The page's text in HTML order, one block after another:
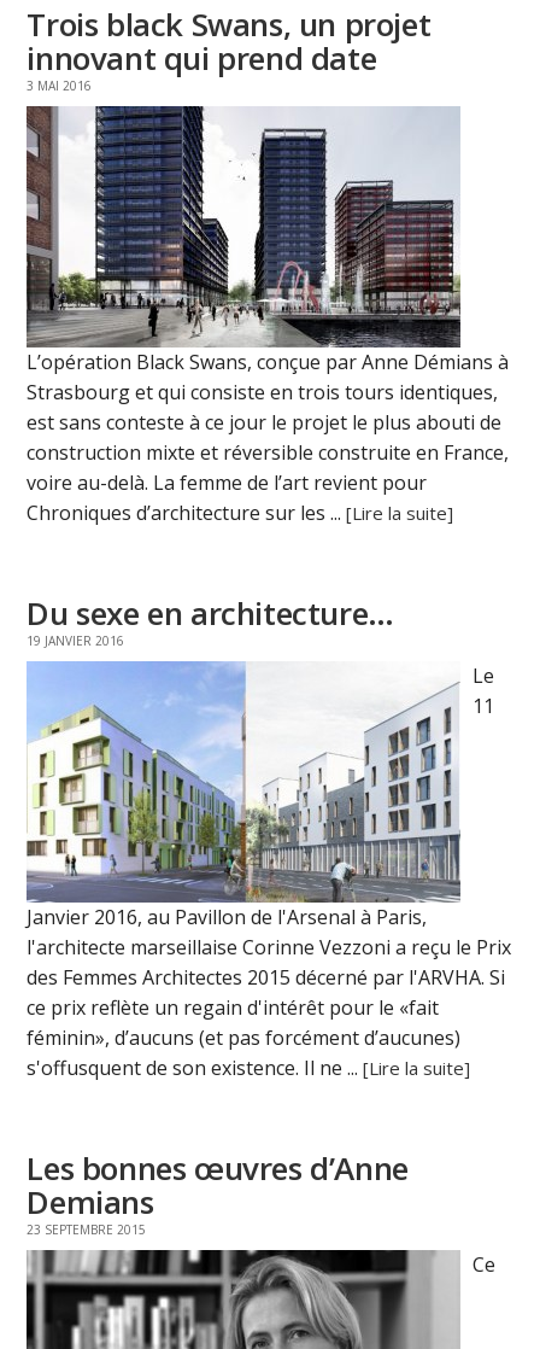
Trois black Swans, un projet
innovant qui prend date
3 MAI 2016
L’opération Black Swans, conçue par Anne Démians à
Strasbourg et qui consiste en trois tours identiques,
est sans conteste à ce jour le projet le plus abouti de
construction mixte et réversible construite en France,
voire au-delà. La femme de l’art revient pour
Chroniques d’architecture sur les ...[Lire la suite]
Du sexe en architecture…
19 JANVIER 2016
Le
11
Janvier 2016, au Pavillon de l'Arsenal à Paris,
l'architecte marseillaise Corinne Vezzoni a reçu le Prix
des Femmes Architectes 2015 décerné par l'ARVHA. Si
ce prix reflète un regain d'intérêt pour le «fait
féminin», d’aucuns (et pas forcément d’aucunes)
s'offusquent de son existence. Il ne ...[Lire la suite]
Les bonnes œuvres d’Anne
Demians
23 SEPTEMBRE 2015
Ce